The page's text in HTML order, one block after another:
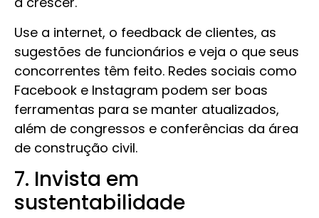
Use a internet, o feedback de clientes, as
sugestões de funcionários e veja o que seus
concorrentes têm feito. Redes sociais como
Facebook e Instagram podem ser boas
ferramentas para se manter atualizados,
além de congressos e conferências da área
de construção civil.
7. Invista em
sustentabilidade